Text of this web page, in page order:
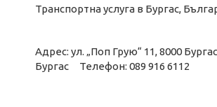
Транспортна услуга в Бургас,
Адрес: ул. „Поп Грую“ 11, 8000
Бургас Телефон: 089 916 6112